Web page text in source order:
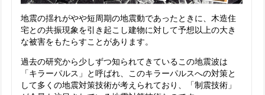
地震の揺れがやや短周期の地震動であったときに、木造住
宅との共振現象を引き起こし建物に対して予想以上の大き
な被害をもたらすことがあります。
過去の研究から少しずつ知られてきているこの地震波は
「キラーパルス」と呼ばれ、このキラーパルスへの対策と
して多くの地震対策技術が考えられており、「制震技術」